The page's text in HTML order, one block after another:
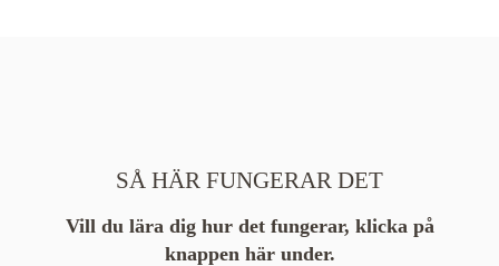
SÅ HÄR FUNGERAR DET
Vill du lära dig hur det fungerar, klicka på
knappen här under.